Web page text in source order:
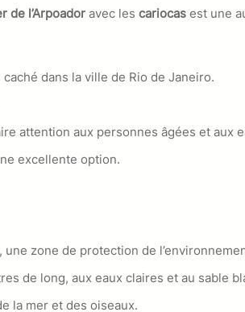
de l’Arpoador avec les cariocas est une
dans la ville de Rio de Janeiro.
attention aux personnes âgées et aux
excellente option.
, une zone de protection de
de long, aux eaux claires et au sable
la mer et des oiseaux.